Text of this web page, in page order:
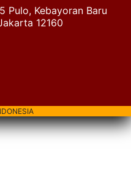
Pulo, Kebayoran Baru
12160